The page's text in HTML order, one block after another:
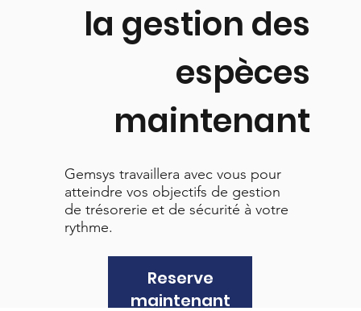
Gemsys travaillera avec vous pour
atteindre vos objectifs de gestion
de trésorerie et de sécurité à votre
rythme.
la gestion des
espèces
maintenant
Reserve
maintenant